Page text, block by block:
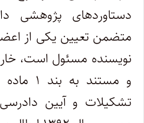
دستاوردهای پژوهشی
متضمن تعیین یکی از
نویسنده مسئول است،
تشکیلات و آیین